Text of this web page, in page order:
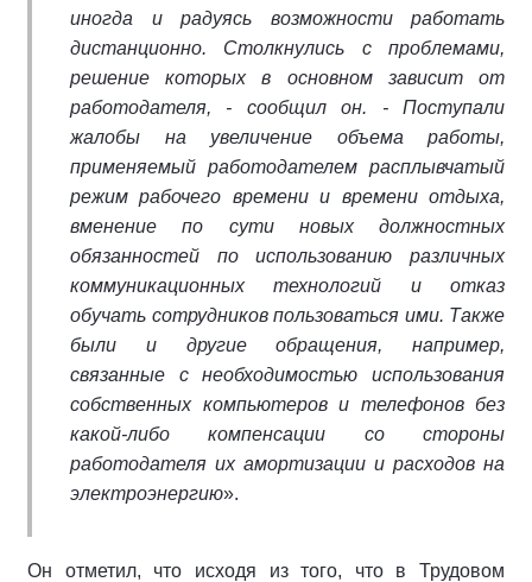
иногда и радуясь возможности работать
дистанционно. Столкнулись с проблемами,
решение которых в основном зависит от
работодателя, - сообщил он. - Поступали
жалобы на увеличение объема работы,
применяемый работодателем расплывчатый
режим рабочего времени и времени отдыха,
вменение по сути новых должностных
обязанностей по использованию различных
коммуникационных технологий и отказ
обучать сотрудников пользоваться ими. Также
были и другие обращения, например,
связанные с необходимостью использования
собственных компьютеров и телефонов без
какой-либо компенсации со стороны
работодателя их амортизации и расходов на
электроэнергию».
Он отметил, что исходя из того, что в Трудовом